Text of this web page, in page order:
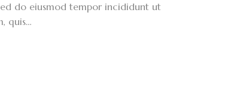
do eiusmod tempor incididunt ut
quis…